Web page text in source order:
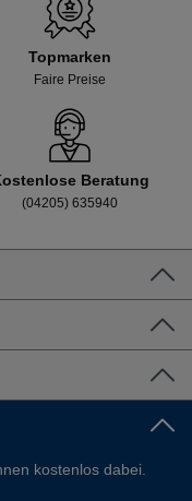
Topmarken
Faire Preise
Beratung
(04205) 635940
kostenlos dabei.